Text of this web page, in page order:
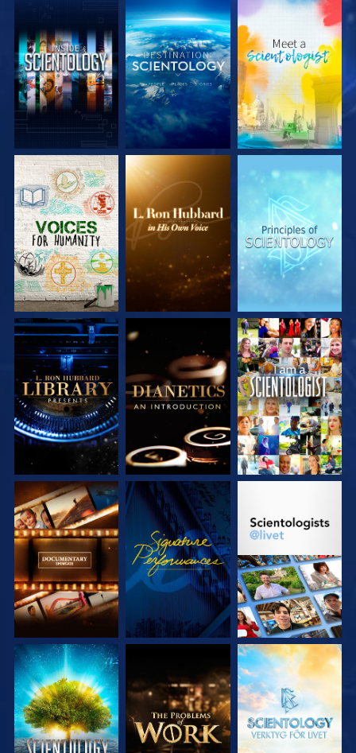
UTFORSKA
SERIEN
UTFORSKA
SERIEN
UTFORSKA
SERIEN
UTFORSKA
SERIEN
UTFORSKA
SERIEN
TITTA
UTFORSKA
SERIEN
TITTA
UTFORSKA
UTFORSKA
SERIEN
UTFORSKA
SERIEN
UTFORSKA
SERIEN